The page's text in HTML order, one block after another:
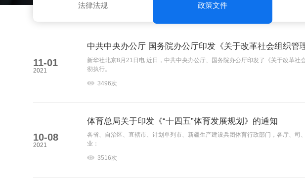
法律法规 政策文件
11-01
2021
中共中央办公厅 国务院办公厅印发《关于改革社会组织管
新华社北京8月21日电 近日，中共中央办公厅、国务院办公厅印发了《关于改革
彻执行。
3496次
10-08
2021
体育总局关于印发《“十四五”体育发展规划》的通知
各省、自治区、直辖市、计划单列市、新疆生产建设兵团体育行政部门，各厅、
业：
3516次